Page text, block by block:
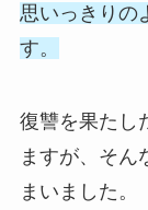
思いっきりの
す。
復讐を果たし
ますが、そん
まいました。